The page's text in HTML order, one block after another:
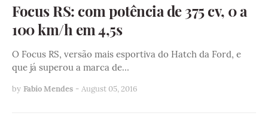
Focus RS: com potência de 375 cv, 0 a
100 km/h em 4,5s
O Focus RS, versão mais esportiva do Hatch da Ford, e
que já superou a marca de…
by Fabio Mendes - August 05, 2016